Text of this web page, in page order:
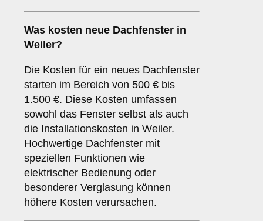
Was kosten neue Dachfenster in
Weiler?
Die Kosten für ein neues Dachfenster
starten im Bereich von 500 € bis
1.500 €. Diese Kosten umfassen
sowohl das Fenster selbst als auch
die Installationskosten in Weiler.
Hochwertige Dachfenster mit
speziellen Funktionen wie
elektrischer Bedienung oder
besonderer Verglasung können
höhere Kosten verursachen.